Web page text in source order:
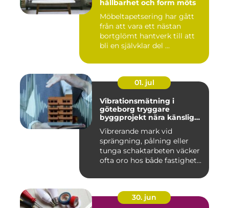
hållbarhet och form möts
Möbeltapetsering har gått
från att vara ett nästan
bortglömt hantverk till att
bli en självklar del ...
01. jul
Vibrationsmätning i
göteborg tryggare
byggprojekt nära känsliga
Vibrerande mark vid
sprängning, pålning eller
tunga schaktarbeten väcker
ofta oro hos både fastighet...
30. jun